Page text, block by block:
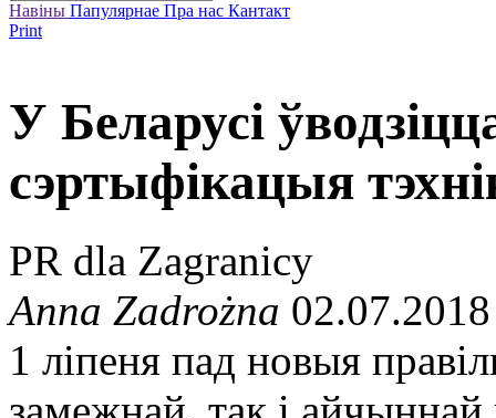
Навіны Папулярнае Пра нас Кантакт
Print
У Беларусі
сэртыфікацыя
PR dla Zagranicy
Anna Zadrożna
1 ліпеня пад новыя